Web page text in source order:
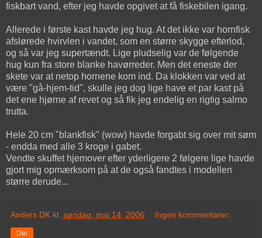
fiskbart vand, efter jeg havde opgivet at få fiskebilen igang.
Allerede i første kast havde jeg hug. At det ikke var hornfisk
afslørede hvirvlen i vandet, som en større skygge efterlod,
og så var jeg supertændt. Lige pludselig var de følgende
hug kun fra store blanke havørreder. Men det eneste der
skete var at netop hornene kom ind. Da klokken var ved at
være "gå-hjem-tid", skulle jeg dog lige have et par kast på
det ene hjørne af revet og så fik jeg endelig en rigtig salmo
trutta.
Hele 20 cm "blankfisk" (wow) havde forgabt sig over mit søm
- endda med alle 3 kroge i gabet.
Vendte skuffet hjemover efter yderligere 2 følgere lige havde
gjort mig opmærksom på at de også fandtes i modellen
større derude...
Anders DK kl. søndag, maj 14, 2006 Ingen kommentarer:
Del